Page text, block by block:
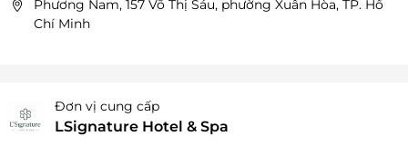
Phương Nam, 157 Võ Thị Sáu, phường Xuân Hòa, TP. Hồ
Chí Minh
Đơn vị cung cấp
LSignature Hotel & Spa